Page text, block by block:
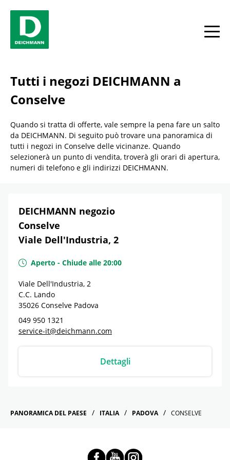
toggle
Tutti i negozi DEICHMANN a
Conselve
Quando si tratta di offerte, vale sempre la pena fare un salto
da DEICHMANN. Di seguito può trovare una panoramica di
tutti i negozi in Conselve delle vicinanze. Quando
selezionerà un punto di vendita, troverà gli orari di apertura,
numeri di telefono e gli indirizzi DEICHMANN.
DEICHMANN negozio
Conselve
Viale Dell'Industria, 2
Aperto - Chiude alle 20:00
Viale Dell'Industria, 2
C.C. Lando
35026 Conselve Padova
049 950 1321
service-it@deichmann.com
Dettagli
PANORAMICA DEL PAESE ITALIA PADOVA CONSELVE